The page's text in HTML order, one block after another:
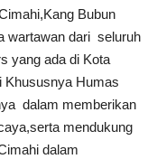
Bubun
wartawan dari seluruh
yang ada di Kota
Khususnya Humas
dalam memberikan
mendukung
dalam